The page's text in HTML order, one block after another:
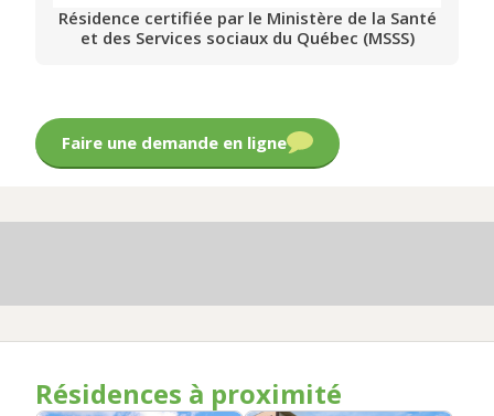
Résidence certifiée par le Ministère de la Santé
et des Services sociaux du Québec (MSSS)
Faire une demande en ligne
Résidences à proximité